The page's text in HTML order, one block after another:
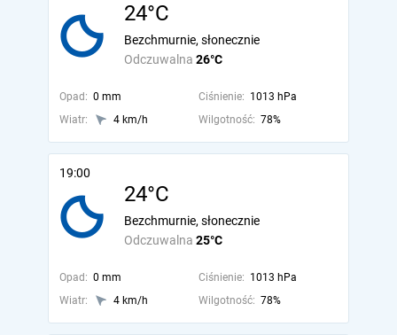
24°C
Odczuwalna 26°C
Bezchmurnie, słonecznie
Opad: 0 mm Ciśnienie: 1013 hPa
Wiatr:
4 km/h Wilgotność: 78%
19:00
24°C
Odczuwalna 25°C
Bezchmurnie, słonecznie
Opad: 0 mm Ciśnienie: 1013 hPa
Wiatr:
4 km/h Wilgotność: 78%